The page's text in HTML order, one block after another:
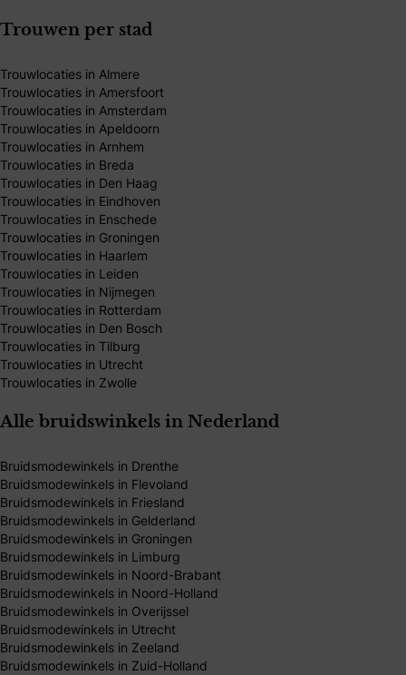
Trouwen per stad
Trouwlocaties in Almere
Trouwlocaties in Amersfoort
Trouwlocaties in Amsterdam
Trouwlocaties in Apeldoorn
Trouwlocaties in Arnhem
Trouwlocaties in Breda
Trouwlocaties in Den Haag
Trouwlocaties in Eindhoven
Trouwlocaties in Enschede
Trouwlocaties in Groningen
Trouwlocaties in Haarlem
Trouwlocaties in Leiden
Trouwlocaties in Nijmegen
Trouwlocaties in Rotterdam
Trouwlocaties in Den Bosch
Trouwlocaties in Tilburg
Trouwlocaties in Utrecht
Trouwlocaties in Zwolle
Alle bruidswinkels in Nederland
Bruidsmodewinkels in Drenthe
Bruidsmodewinkels in Flevoland
Bruidsmodewinkels in Friesland
Bruidsmodewinkels in Gelderland
Bruidsmodewinkels in Groningen
Bruidsmodewinkels in Limburg
Bruidsmodewinkels in Noord-Brabant
Bruidsmodewinkels in Noord-Holland
Bruidsmodewinkels in Overijssel
Bruidsmodewinkels in Utrecht
Bruidsmodewinkels in Zeeland
Bruidsmodewinkels in Zuid-Holland